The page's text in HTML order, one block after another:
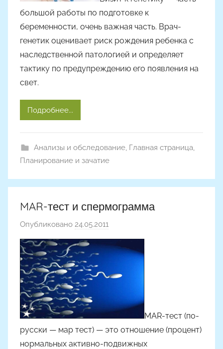
большой работы по подготовке к
беременности, очень важная часть. Врач-
генетик оценивает риск рождения ребенка с
наследственной патологией и определяет
тактику по предупреждению его появления на
свет.
Подробнее...
Анализы и обследование, Главная страница,
Планирование и зачатие
MAR-тест и спермограмма
Опубликовано 24.05.2011
в
т
р
м
MAR-тест (по-
русски — мар тест) — это отношение (процент)
нормальных активно-подвижных